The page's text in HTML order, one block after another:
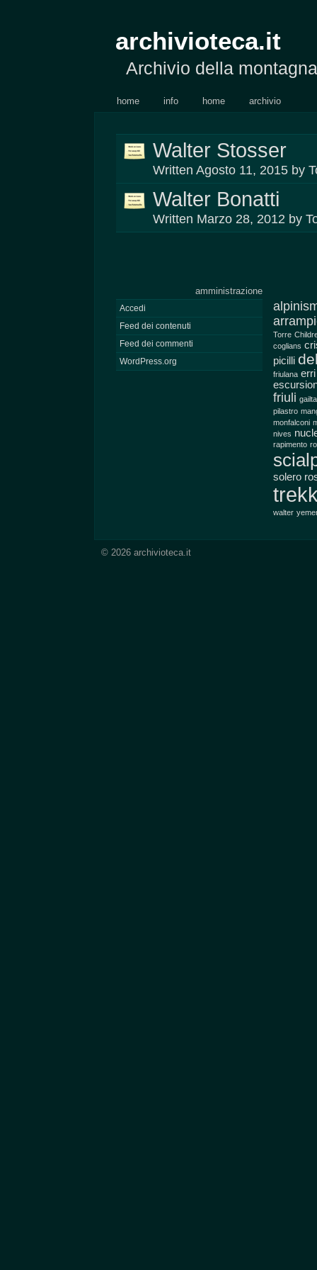
archivioteca.it
Archivio della montagna
home info home archivio
Walter Stosser
Written Agosto 11, 2015 by
Walter Bonatti
Written Marzo 28, 2012 by
amministrazione
Accedi
Feed dei contenuti
Feed dei commenti
WordPress.org
Torre
coglians
picilli
friulana
friuli
pilastro
monfalconi
nives
rapimento
solero
walter
© 2026 archivioteca.it